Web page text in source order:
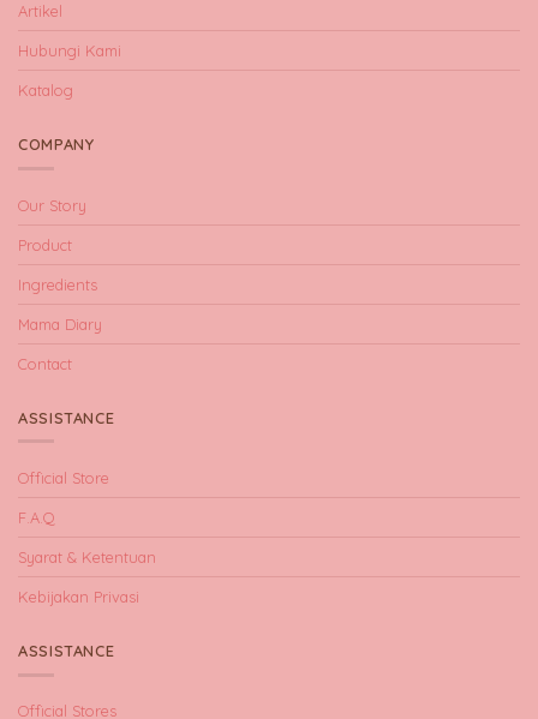
Artikel
Hubungi Kami
Katalog
COMPANY
Our Story
Product
Ingredients
Mama Diary
Contact
ASSISTANCE
Official Store
F.A.Q
Syarat & Ketentuan
Kebijakan Privasi
ASSISTANCE
Official Stores